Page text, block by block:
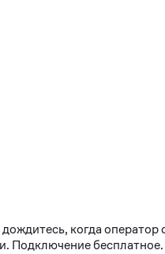
когда оператор
Подключение